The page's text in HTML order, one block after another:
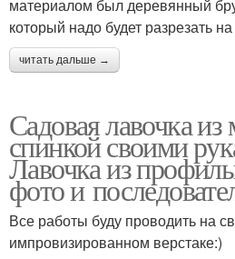
материалом был деревянный
который надо будет разрезать на
читать дальше →
Садовая лавочка из
спинкой своими
Лавочка из
фото и
Все работы буду проводить на
импровизированном верстаке:)